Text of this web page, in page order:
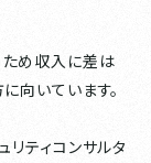
ため収入に差は
向いています。
リティコンサルタ